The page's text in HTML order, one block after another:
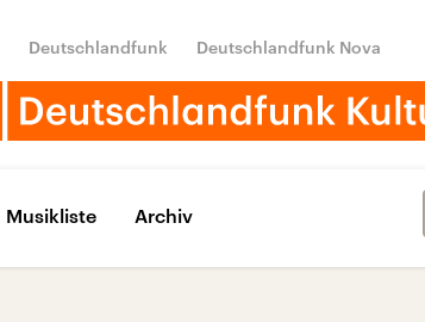
Deutschlandfunk Deutschlandfunk Nova
Musikliste Archiv